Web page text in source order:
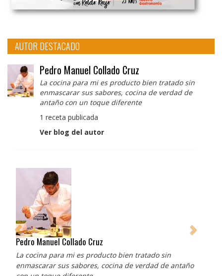
AUTOR DESTACADO
Pedro Manuel Collado Cruz
La cocina para mi es producto bien tratado sin
enmascarar sus sabores, cocina de verdad de
antaño con un toque diferente
1 receta publicada
Ver blog del autor
Pedro Manuel Collado Cruz
La cocina para mi es producto bien tratado sin
enmascarar sus sabores, cocina de verdad de antaño